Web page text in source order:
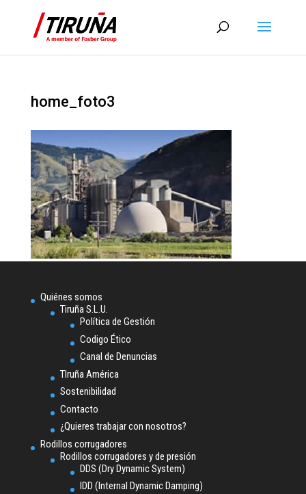
home_foto3
Quiénes somos
Tiruña S.L.U.
Política de Gestión
Codigo Ético
Canal de Denuncias
TIruña América
Sostenibilidad
Contacto
¿Quieres trabajar con nosotros?
Rodillos corrugadores
Rodillos corrugadores y de presión
DDS (Dry Dynamic System)
IDD (Internal Dynamic Damping)